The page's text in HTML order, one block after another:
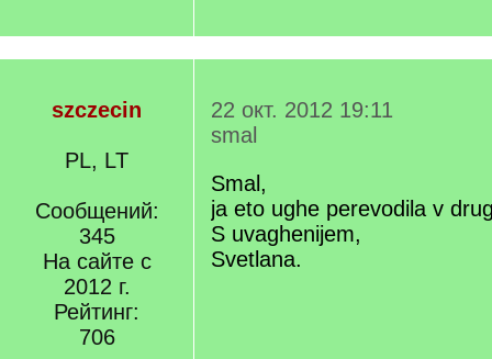
szczecin
PL, LT
Сообщений:
345
На сайте с
2012 г.
Рейтинг:
706
22 окт. 2012 19:11
smal
Smal,
ja eto ughe perevodila v
S uvaghenijem,
Svetlana.